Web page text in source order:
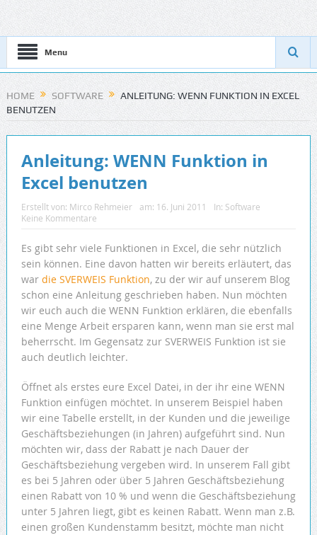
Menu
HOME SOFTWARE
ANLEITUNG: WENN FUNKTION IN EXCEL
BENUTZEN
Anleitung: WENN Funktion in
Excel benutzen
Erstellt von: Mirco Rehmeier am: 16. Juni 2011 In: Software
Keine Kommentare
Es gibt sehr viele Funktionen in Excel, die sehr nützlich
sein können. Eine davon hatten wir bereits erläutert, das
war die SVERWEIS Funktion, zu der wir auf unserem Blog
schon eine Anleitung geschrieben haben. Nun möchten
wir euch auch die WENN Funktion erklären, die ebenfalls
eine Menge Arbeit ersparen kann, wenn man sie erst mal
beherrscht. Im Gegensatz zur SVERWEIS Funktion ist sie
auch deutlich leichter.
Öffnet als erstes eure Excel Datei, in der ihr eine WENN
Funktion einfügen möchtet. In unserem Beispiel haben
wir eine Tabelle erstellt, in der Kunden und die jeweilige
Geschäftsbeziehungen (in Jahren) aufgeführt sind. Nun
möchten wir, dass der Rabatt je nach Dauer der
Geschäftsbeziehung vergeben wird. In unserem Fall gibt
es bei 5 Jahren oder über 5 Jahren Geschäftsbeziehung
einen Rabatt von 10 % und wenn die Geschäftsbeziehung
unter 5 Jahren liegt, gibt es keinen Rabatt. Wenn man z.B.
einen großen Kundenstamm besitzt, möchte man nicht